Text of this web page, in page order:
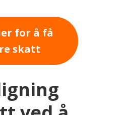
for å få
skatt